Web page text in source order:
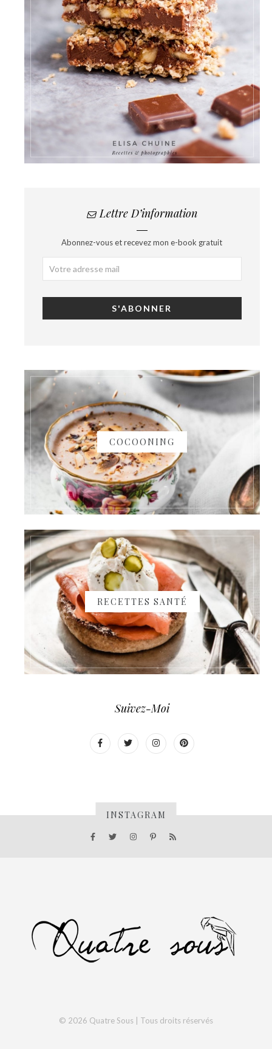
Lettre D’information
Abonnez-vous et recevez mon e-book gratuit
COCOONING
RECETTES SANTÉ
Suivez-Moi
INSTAGRAM
© 2026 Quatre Sous | Tous droits réservés